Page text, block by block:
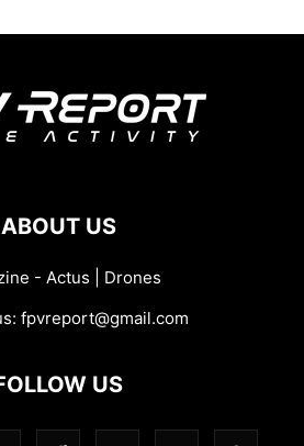
ABOUT US
- Actus | Drones
fpvreport@gmail.com
US